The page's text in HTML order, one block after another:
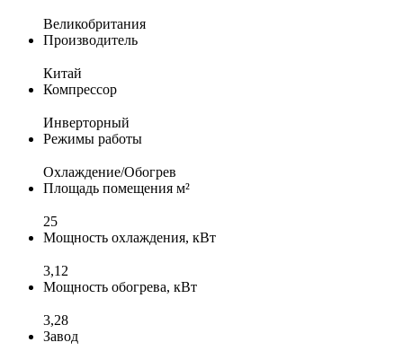
Великобритания
Производитель
Китай
Компрессор
Инверторный
Режимы работы
Охлаждение/Обогрев
Площадь помещения м²
25
Мощность охлаждения, кВт
3,12
Мощность обогрева, кВт
3,28
Завод